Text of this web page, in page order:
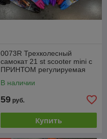
0073R Трехколесный
самокат 21 st scooter mini с
ПРИНТОМ регулируемая
В наличии
59 руб.
Купить